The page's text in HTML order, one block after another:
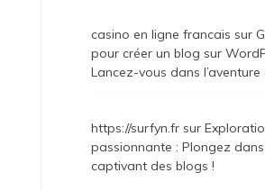
casino en ligne francais sur
pour créer un blog sur
Lancez-vous dans
https://surfyn.frsur
passionnante : Plongez dans
captivant des blogs !